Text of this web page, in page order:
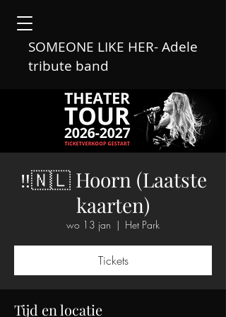
SOMEONE LIKE HER- Adele
tribute band
‼️🇳🇱 Hoorn (Laatste
kaarten)
wo 13 jan
  |
Het Park
Tickets
Tijd en locatie